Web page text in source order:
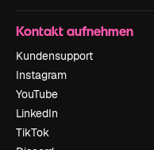
Kontakt aufnehmen
Kundensupport
Instagram
YouTube
LinkedIn
TikTok